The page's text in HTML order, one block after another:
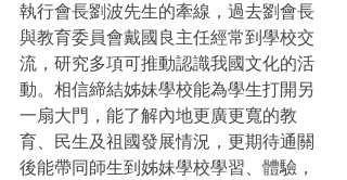
執行會長劉波先生的牽線，過去劉會長
與教育委員會戴國良主任經常到學校交
流，研究多項可推動認識我國文化的活
動。相信締結姊妹學校能為學生打開另
一扇大門，能了解內地更廣更寬的教
育、民生及祖國發展情況，更期待通關
後能帶同師生到姊妹學校學習、體驗，